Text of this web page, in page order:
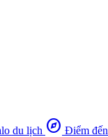
du lịch explore Điểm đến